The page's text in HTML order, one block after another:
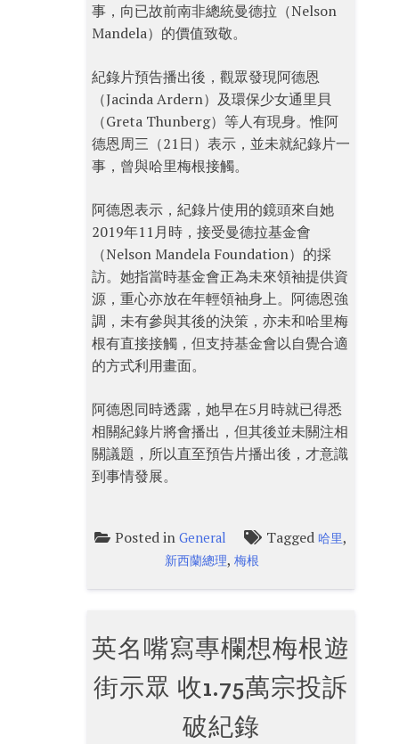
事，向已故前南非總統曼德拉（Nelson
Mandela）的價值致敬。
紀錄片預告播出後，觀眾發現阿德恩
（Jacinda Ardern）及環保少女通里貝
（Greta Thunberg）等人有現身。惟阿
德恩周三（21日）表示，並未就紀錄片一
事，曾與哈里梅根接觸。
阿德恩表示，紀錄片使用的鏡頭來自她
2019年11月時，接受曼德拉基金會
（Nelson Mandela Foundation）的採
訪。她指當時基金會正為未來領袖提供資
源，重心亦放在年輕領袖身上。阿德恩強
調，未有參與其後的決策，亦未和哈里梅
根有直接接觸，但支持基金會以自覺合適
的方式利用畫面。
阿德恩同時透露，她早在5月時就已得悉
相關紀錄片將會播出，但其後並未關注相
關議題，所以直至預告片播出後，才意識
到事情發展。
Posted inGeneral Tagged哈里,
新西蘭總理,梅根
英名嘴寫專欄想梅根遊
街示眾 收1.75萬宗投訴
破紀錄